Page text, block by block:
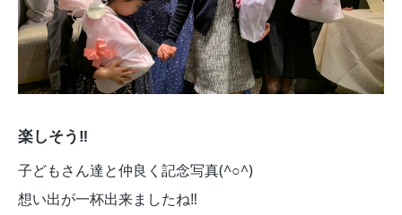
楽しそう‼︎
子どもさん達と仲良く記念写真(^○^)
想い出が一杯出来ましたね‼︎